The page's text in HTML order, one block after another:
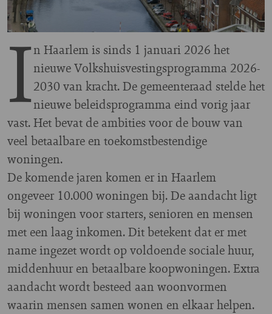
In Haarlem is sinds 1 januari 2026 het
nieuwe Volkshuisvestingsprogramma 2026-
2030 van kracht. De gemeenteraad stelde het
nieuwe beleidsprogramma eind vorig jaar
vast. Het bevat de ambities voor de bouw van
veel betaalbare en toekomstbestendige
woningen.
De komende jaren komen er in Haarlem
ongeveer 10.000 woningen bij. De aandacht ligt
bij woningen voor starters, senioren en mensen
met een laag inkomen. Dit betekent dat er met
name ingezet wordt op voldoende sociale huur,
middenhuur en betaalbare koopwoningen. Extra
aandacht wordt besteed aan woonvormen
waarin mensen samen wonen en elkaar helpen.